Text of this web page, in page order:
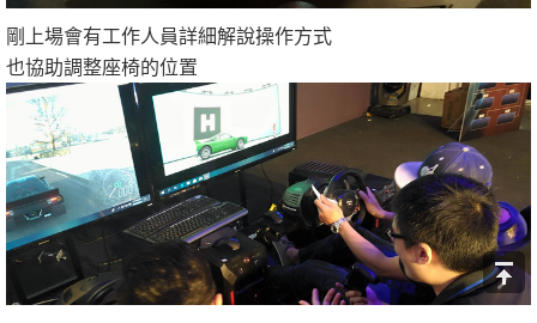
剛上場會有工作人員詳細解說操作方式
也協助調整座椅的位置